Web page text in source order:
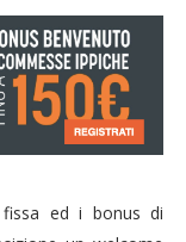
ed i bonus di